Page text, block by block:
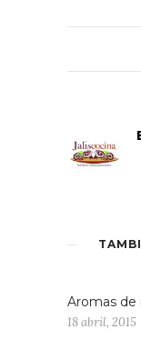
Aromas de
18 abril, 2015